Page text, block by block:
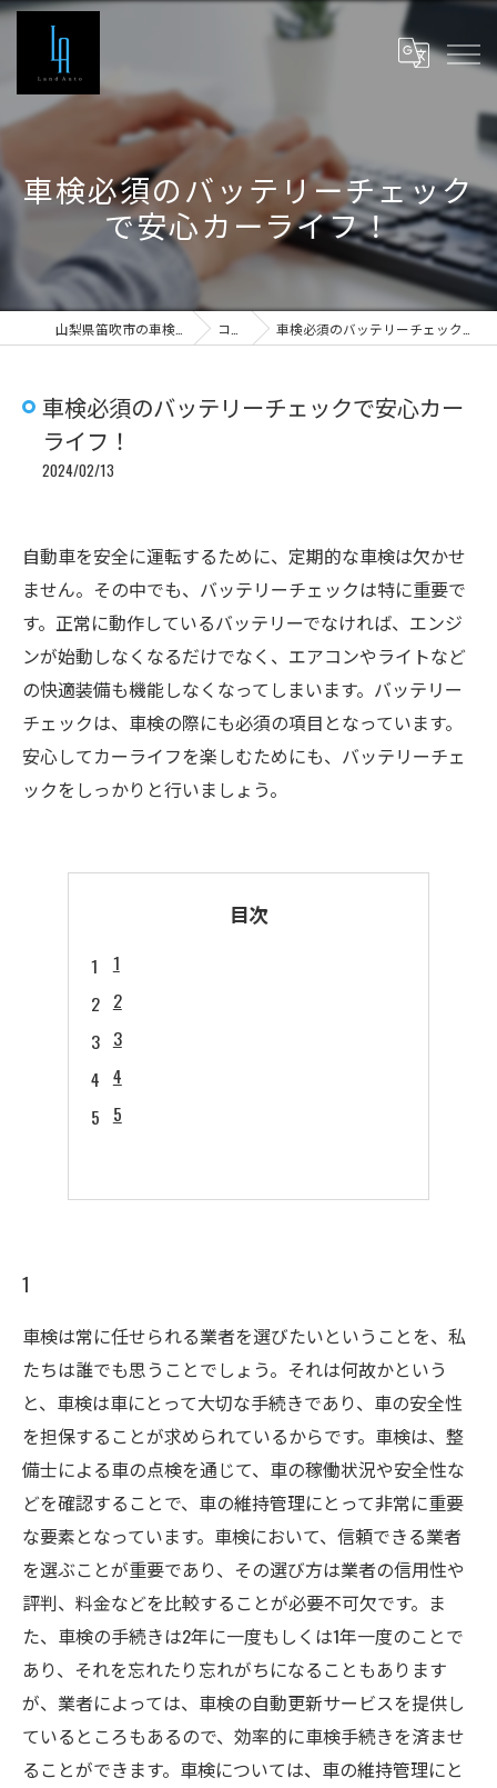
車検必須のバッテリーチェック
で安心カーライフ！
コラム 車検必須のバッテリーチェックで安心カーライフ！
車検必須のバッテリーチェックで安心カー
ライフ！
2024/02/13
自動車を安全に運転するために、定期的な車検は欠かせ
ません。その中でも、バッテリーチェックは特に重要で
す。正常に動作しているバッテリーでなければ、エンジ
ンが始動しなくなるだけでなく、エアコンやライトなど
の快適装備も機能しなくなってしまいます。バッテリー
チェックは、車検の際にも必須の項目となっています。
安心してカーライフを楽しむためにも、バッテリーチェ
ックをしっかりと行いましょう。
目次
1
2
3
4
5
1
車検は常に任せられる業者を選びたいということを、私
たちは誰でも思うことでしょう。それは何故かという
と、車検は車にとって大切な手続きであり、車の安全性
を担保することが求められているからです。車検は、整
備士による車の点検を通じて、車の稼働状況や安全性な
どを確認することで、車の維持管理にとって非常に重要
な要素となっています。車検において、信頼できる業者
を選ぶことが重要であり、その選び方は業者の信用性や
評判、料金などを比較することが必要不可欠です。ま
た、車検の手続きは2年に一度もしくは1年一度のことで
あり、それを忘れたり忘れがちになることもあります
が、業者によっては、車検の自動更新サービスを提供し
ているところもあるので、効率的に車検手続きを済ませ
ることができます。車検については、車の維持管理にと